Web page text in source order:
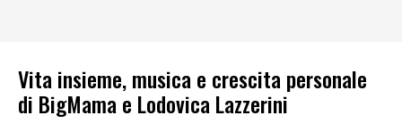
Vita insieme, musica e crescita personale
di BigMama e Lodovica Lazzerini